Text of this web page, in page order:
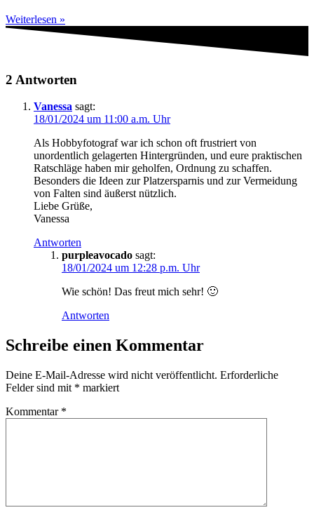
Weiterlesen »
2 Antworten
Vanessa sagt:
18/01/2024 um 11:00 a.m. Uhr
Als Hobbyfotograf war ich schon oft frustriert von
unordentlich gelagerten Hintergründen, und eure praktischen
Ratschläge haben mir geholfen, Ordnung zu schaffen.
Besonders die Ideen zur Platzersparnis und zur Vermeidung
von Falten sind äußerst nützlich.
Liebe Grüße,
Vanessa
Antworten
purpleavocado sagt:
18/01/2024 um 12:28 p.m. Uhr
Wie schön! Das freut mich sehr! 🙂
Antworten
Schreibe einen Kommentar
Deine E-Mail-Adresse wird nicht veröffentlicht. Erforderliche
Felder sind mit * markiert
Kommentar *